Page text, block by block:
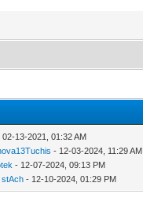
02-13-2021, 01:32 AM
- 12-03-2024, 11:29 AM
- 12-07-2024, 09:13 PM
stAch - 12-10-2024, 01:29 PM